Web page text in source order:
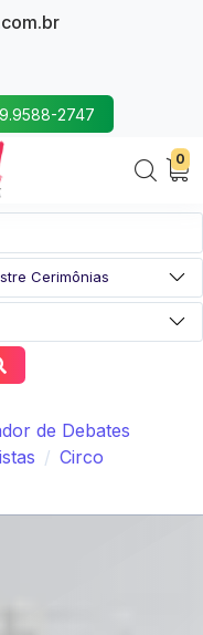
9.9588-2747
0
de Debates
Circo